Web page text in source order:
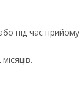
під час прийому